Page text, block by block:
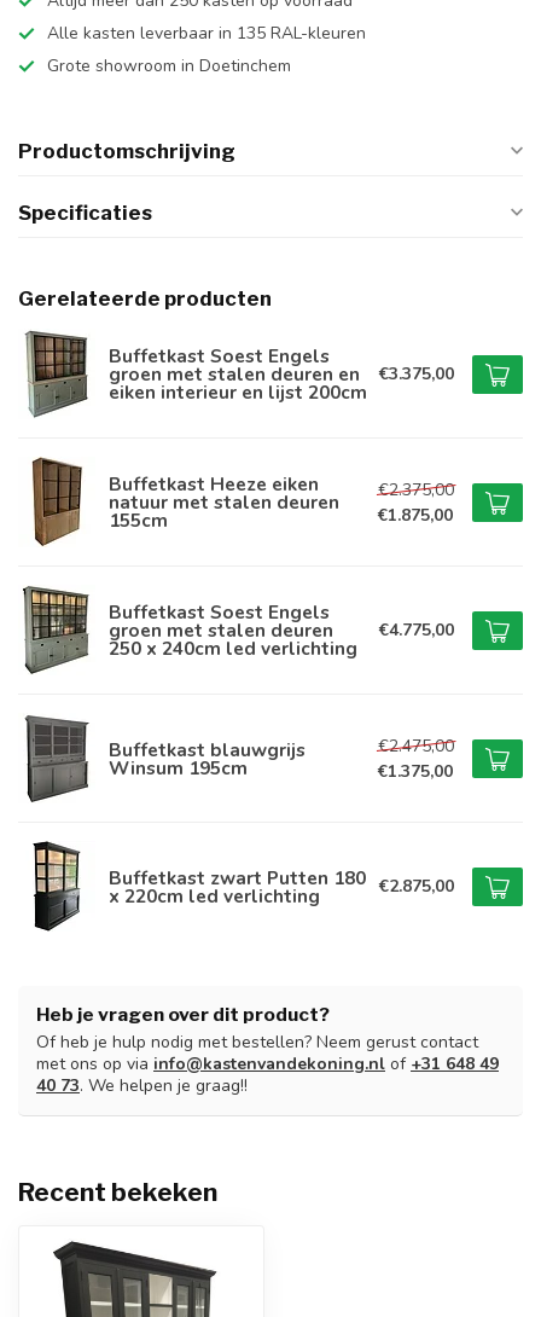
Alle kasten leverbaar in 135 RAL-kleuren
Grote showroom in Doetinchem
Productomschrijving
Specificaties
Gerelateerde producten
Buffetkast Soest Engels
groen met stalen deuren en
eiken interieur en lijst 200cm
€3.375,00
Buffetkast Heeze eiken
natuur met stalen deuren
155cm
€2.375,00
€1.875,00
Buffetkast Soest Engels
groen met stalen deuren
250 x 240cm led verlichting
€4.775,00
Buffetkast blauwgrijs
Winsum 195cm
€2.475,00
€1.375,00
Buffetkast zwart Putten 180
x 220cm led verlichting €2.875,00
Heb je vragen over dit product?
Of heb je hulp nodig met bestellen? Neem gerust contact
met ons op via info@kastenvandekoning.nl of +31 648 49
40 73. We helpen je graag!!
Recent bekeken